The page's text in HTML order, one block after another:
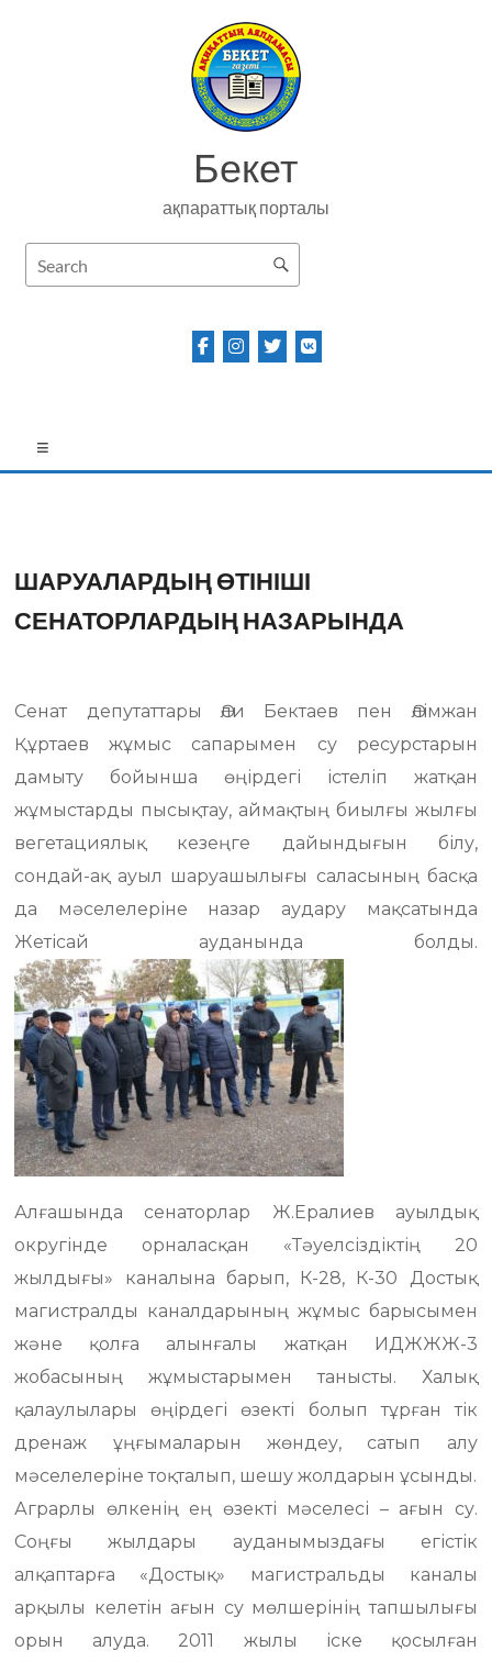
Бекет
ақпараттық порталы
ШАРУАЛАРДЫҢ ӨТІНІШІ
СЕНАТОРЛАРДЫҢ НАЗАРЫНДА
Сенат депутаттары Әли Бектаев пен Әлімжан
Құртаев жұмыс сапарымен су ресурстарын
дамыту бойынша өңірдегі істеліп жатқан
жұмыстарды пысықтау, аймақтың биылғы жылғы
вегетациялық кезеңге дайындығын білу,
сондай-ақ ауыл шаруашылығы саласының басқа
да мәселелеріне назар аудару мақсатында
Жетісай ауданында болды.
Алғашында сенаторлар Ж.Ералиев ауылдық
округінде орналасқан «Тәуелсіздіктің 20
жылдығы» каналына барып, К-28, К-30 Достық
магистралды каналдарының жұмыс барысымен
және қолға алынғалы жатқан ИДЖЖЖ-3
жобасының жұмыстарымен танысты. Халық
қалаулылары өңірдегі өзекті болып тұрған тік
дренаж ұңғымаларын жөндеу, сатып алу
мәселелеріне тоқталып, шешу жолдарын ұсынды.
Аграрлы өлкенің ең өзекті мәселесі – ағын су.
Соңғы жылдары ауданымыздағы егістік
алқаптарға «Достық» магистральды каналы
арқылы келетін ағын су мөлшерінің тапшылығы
орын алуда. 2011 жылы іске қосылған